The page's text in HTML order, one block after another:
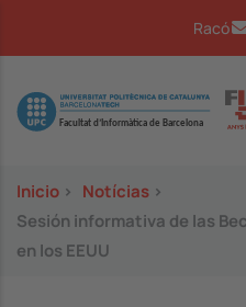
Racó
Image
Inicio > Notícias >
Sesión informativa de las
en los EEUU